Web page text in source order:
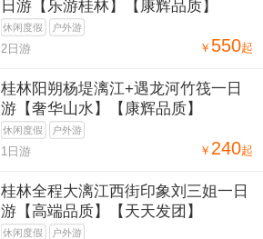
日游【乐游桂林】【康辉品质】
休闲度假 户外游
￥ 550起
2日游
桂林阳朔杨堤漓江+遇龙河竹筏一日
游【奢华山水】【康辉品质】
休闲度假 户外游
￥ 240起
1日游
桂林全程大漓江西街印象刘三姐一日
游【高端品质】【天天发团】
休闲度假 户外游